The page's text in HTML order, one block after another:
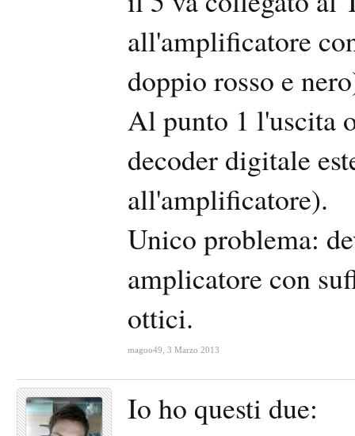
all'amplificatore
doppio rosso e
Al punto 1 l'uscita
decoder digitale
all'amplificatore).
Unico problema:
amplicatore con
ottici.
magoo49 3 Marzo 2013
Io ho questi due: